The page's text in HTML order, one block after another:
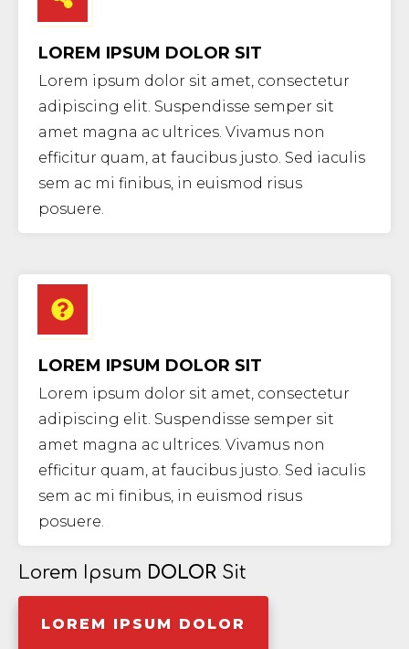
LOREM IPSUM DOLOR SIT
Lorem ipsum dolor sit amet, consectetur
adipiscing elit. Suspendisse semper sit
amet magna ac ultrices. Vivamus non
efficitur quam, at faucibus justo. Sed iaculis
sem ac mi finibus, in euismod risus
posuere.
LOREM IPSUM DOLOR SIT
Lorem ipsum dolor sit amet, consectetur
adipiscing elit. Suspendisse semper sit
amet magna ac ultrices. Vivamus non
efficitur quam, at faucibus justo. Sed iaculis
sem ac mi finibus, in euismod risus
posuere.
Lorem Ipsum DOLOR Sit
LOREM IPSUM DOLOR